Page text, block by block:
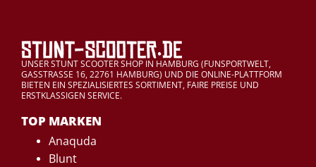
UNSER STUNT SCOOTER SHOP IN HAMBURG (FUNSPORTWELT,
GASSTRASSE 16, 22761 HAMBURG) UND DIE ONLINE-PLATTFORM
BIETEN EIN SPEZIALISIERTES SORTIMENT, FAIRE PREISE UND
ERSTKLASSIGEN SERVICE.
TOP MARKEN
Anaquda
Blunt